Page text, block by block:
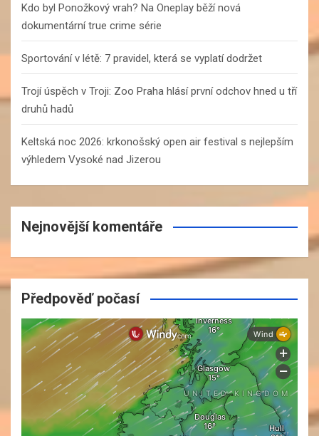
Kdo byl Ponožkový vrah? Na Oneplay běží nová
dokumentární true crime série
Sportování v létě: 7 pravidel, která se vyplatí dodržet
Trojí úspěch v Troji: Zoo Praha hlásí první odchov hned u tří
druhů hadů
Keltská noc 2026: krkonošský open air festival s nejlepším
výhledem Vysoké nad Jizerou
Nejnovější komentáře
Předpověď počasí